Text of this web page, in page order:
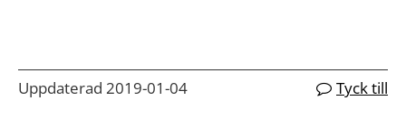
Uppdaterad 2019-01-04 Tyck till